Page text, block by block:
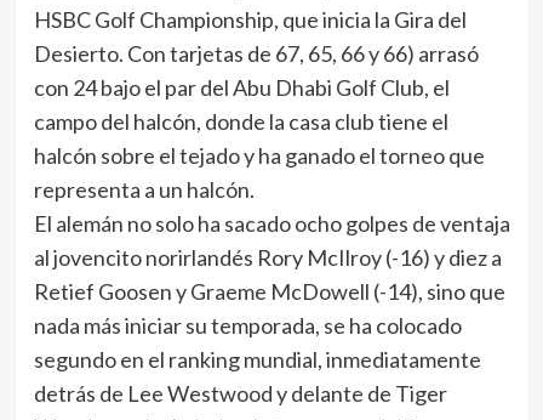
HSBC Golf Championship, que inicia la Gira del
Desierto. Con tarjetas de 67, 65, 66 y 66) arrasó
con 24 bajo el par del Abu Dhabi Golf Club, el
campo del halcón, donde la casa club tiene el
halcón sobre el tejado y ha ganado el torneo que
representa a un halcón.
El alemán no solo ha sacado ocho golpes de ventaja
al jovencito norirlandés Rory McIlroy (-16) y diez a
Retief Goosen y Graeme McDowell (-14), sino que
nada más iniciar su temporada, se ha colocado
segundo en el ranking mundial, inmediatamente
detrás de Lee Westwood y delante de Tiger